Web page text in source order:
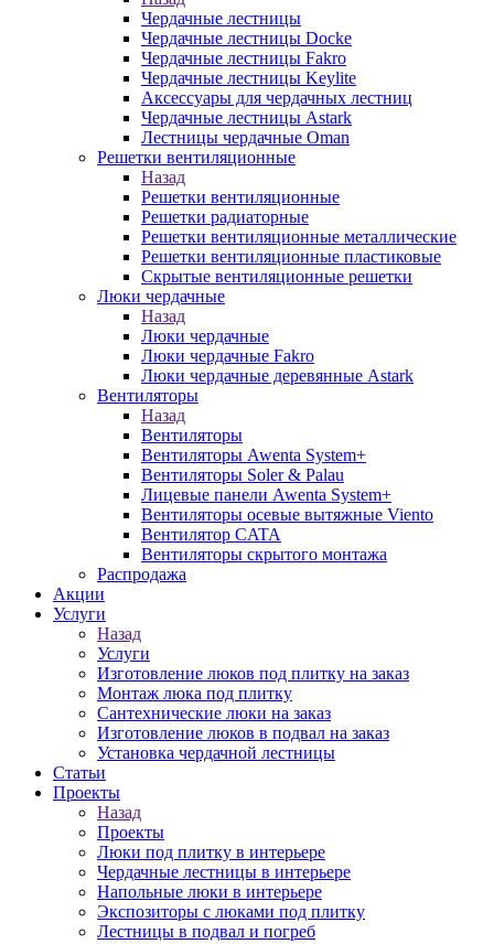
Чердачные лестницы
Чердачные лестницы Docke
Чердачные лестницы Fakro
Чердачные лестницы Keylite
Аксессуары для чердачных лестниц
Чердачные лестницы Astark
Лестницы чердачные Oman
Решетки вентиляционные
Назад
Решетки вентиляционные
Решетки радиаторные
Решетки вентиляционные металлические
Решетки вентиляционные пластиковые
Скрытые вентиляционные решетки
Люки чердачные
Назад
Люки чердачные
Люки чердачные Fakro
Люки чердачные деревянные Astark
Вентиляторы
Назад
Вентиляторы
Вентиляторы Awenta System+
Вентиляторы Soler & Palau
Лицевые панели Awenta System+
Вентиляторы осевые вытяжные Viento
Вентилятор CATA
Вентиляторы скрытого монтажа
Распродажа
Акции
Услуги
Назад
Услуги
Изготовление люков под плитку на заказ
Монтаж люка под плитку
Сантехнические люки на заказ
Изготовление люков в подвал на заказ
Установка чердачной лестницы
Статьи
Проекты
Назад
Проекты
Люки под плитку в интерьере
Чердачные лестницы в интерьере
Напольные люки в интерьере
Экспозиторы с люками под плитку
Лестницы в подвал и погреб